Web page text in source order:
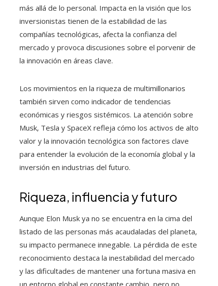
más allá de lo personal. Impacta en la visión que los
inversionistas tienen de la estabilidad de las
compañías tecnológicas, afecta la confianza del
mercado y provoca discusiones sobre el porvenir de
la innovación en áreas clave.
Los movimientos en la riqueza de multimillonarios
también sirven como indicador de tendencias
económicas y riesgos sistémicos. La atención sobre
Musk, Tesla y SpaceX refleja cómo los activos de alto
valor y la innovación tecnológica son factores clave
para entender la evolución de la economía global y la
inversión en industrias del futuro.
Riqueza, influencia y futuro
Aunque Elon Musk ya no se encuentra en la cima del
listado de las personas más acaudaladas del planeta,
su impacto permanece innegable. La pérdida de este
reconocimiento destaca la inestabilidad del mercado
y las dificultades de mantener una fortuna masiva en
un entorno global en constante cambio, pero no